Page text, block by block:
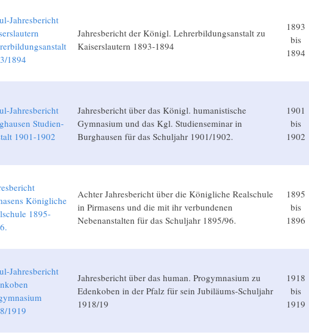
Jahresbericht
1894
Jahresbericht der Königl. Lehrerbildungsanstalt zu
Kaiserslautern 1893-1894
1893
bis
1894
Jahresbericht
Studien-
1901-1902
Jahresbericht über das Königl. humanistische
Gymnasium und das Kgl. Studienseminar in
Burghausen für das Schuljahr 1901/1902.
1901
bis
1902
Königliche
1895-
Achter Jahresbericht über die Königliche Realschule
in Pirmasens und die mit ihr verbundenen
Nebenanstalten für das Schuljahr 1895/96.
1895
bis
1896
Jahresbericht
1919
Jahresbericht über das human. Progymnasium zu
Edenkoben in der Pfalz für sein Jubiläums-Schuljahr
1918/19
1918
bis
1919